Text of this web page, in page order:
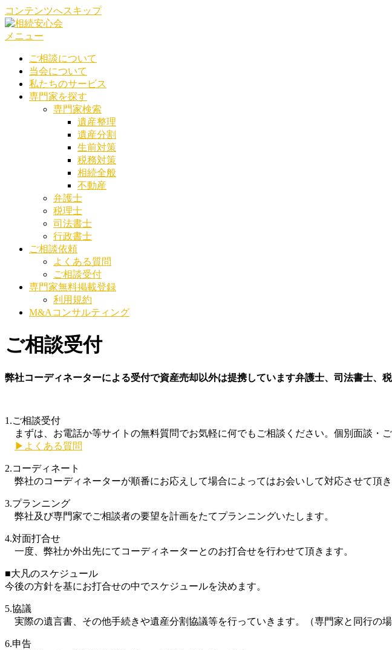
コンテンツへスキップ
メニュー
ご相談について
当会について
私たちのサービス
専門家を探す
専門家検索
遺産整理
遺産分割
生前対策
税務対策
相続全般
不動産
弁護士
税理士
司法書士
行政書士
ご相談依頼
よくある質問
ご相談受付
専門家無料掲載登録
利用規約
M&Aコンサルティング
ご相談受付
弊社コーディネーターによる受付で資産売却以外は提携しています弁護士、司法書士、
1.ご相談受付
まずは、お電話か等サイトの無料質問でお気軽に何でもご相談ください。個別面談・
▶よくある質問
2.コーディネート
弊社のコーディネーターが順番にお応えして場合によってはお会いして対応させて頂き
3.プランニング
弊社及び専門家でご相談者の要望を計画をたてプランニングいたします。
4.対面打合せ
一度、弊社か外出先にてコーディネーターとのお打合せを行わせて頂きます。
■大凡のスケジュール
今後の方針を基にお打合せの中でスケジュールを決めます。
5.協議
実際の遺言書、その他手続きや遺産分割協議等を行っていきます。（専門家と同行の場
6.申告